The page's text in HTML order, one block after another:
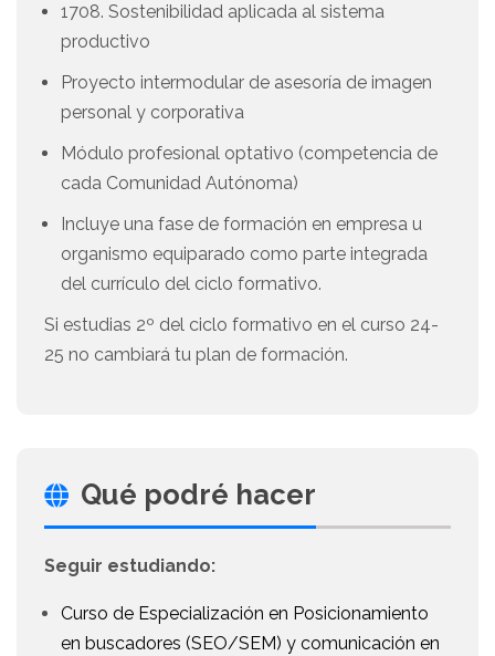
1708. Sostenibilidad aplicada al sistema
productivo
Proyecto intermodular de asesoría de imagen
personal y corporativa
Módulo profesional optativo (competencia de
cada Comunidad Autónoma)
Incluye una fase de formación en empresa u
organismo equiparado como parte integrada
del currículo del ciclo formativo.
Si estudias 2º del ciclo formativo en el curso 24-
25 no cambiará tu plan de formación.
Qué podré hacer
Seguir estudiando:
Curso de Especialización en Posicionamiento
en buscadores (SEO/SEM) y comunicación en